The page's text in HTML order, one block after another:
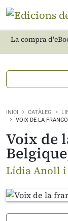
La compra
INICI CATÀLEG
VOIX DE LA
Voix de
Lídia Anoll i